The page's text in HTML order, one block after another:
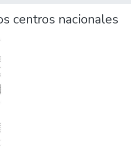
centros nacionales